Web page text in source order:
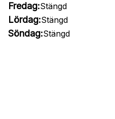
Fredag:Stängd
Lördag:Stängd
Söndag:Stängd